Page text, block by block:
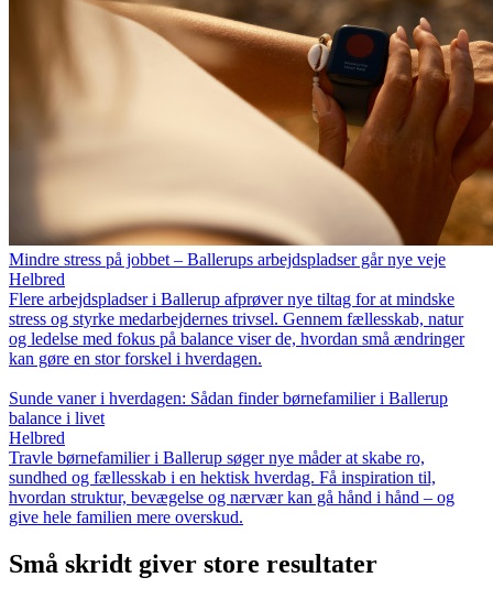
Mindre stress på jobbet – Ballerups arbejdspladser går nye veje
Helbred
Flere arbejdspladser i Ballerup afprøver nye tiltag for at mindske
stress og styrke medarbejdernes trivsel. Gennem fællesskab, natur
og ledelse med fokus på balance viser de, hvordan små ændringer
kan gøre en stor forskel i hverdagen.
Sunde vaner i hverdagen: Sådan finder børnefamilier i Ballerup
balance i livet
Helbred
Travle børnefamilier i Ballerup søger nye måder at skabe ro,
sundhed og fællesskab i en hektisk hverdag. Få inspiration til,
hvordan struktur, bevægelse og nærvær kan gå hånd i hånd – og
give hele familien mere overskud.
Små skridt giver store resultater